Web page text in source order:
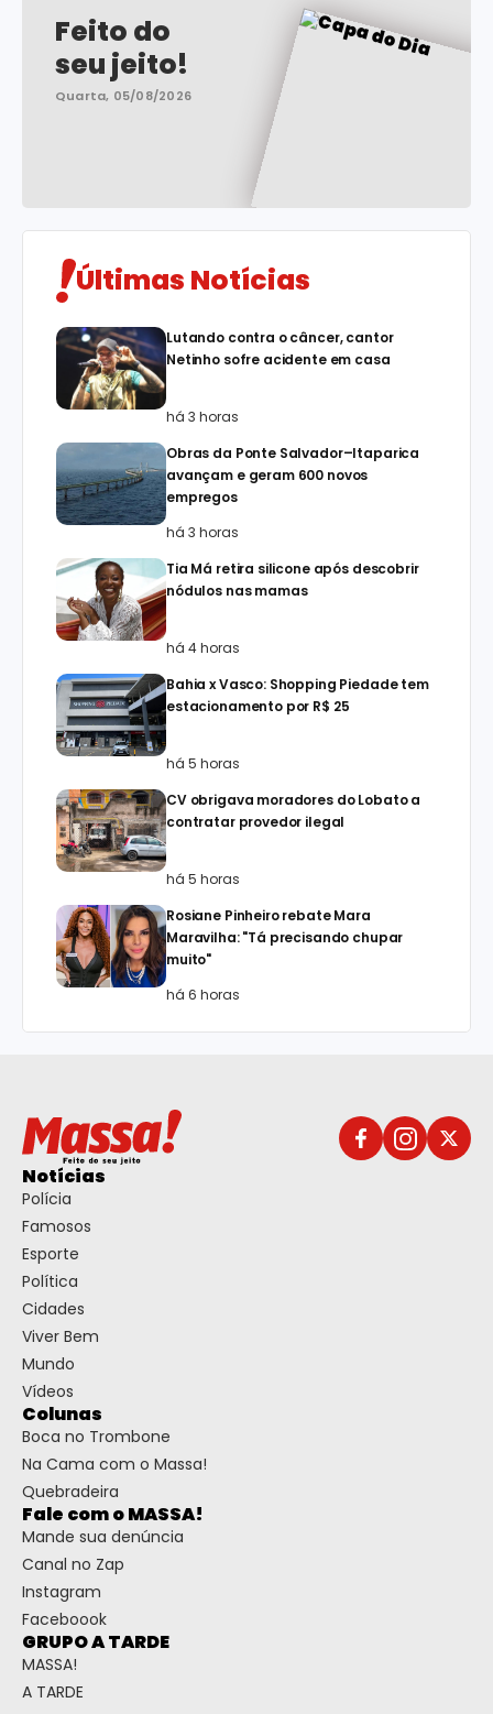
Feito do
seu jeito!
Quarta, 05/08/2026
Últimas Notícias
Lutando contra o câncer, cantor
Netinho sofre acidente em casa
há 3 horas
Obras da Ponte Salvador–Itaparica
avançam e geram 600 novos
empregos
há 3 horas
Tia Má retira silicone após descobrir
nódulos nas mamas
há 4 horas
Bahia x Vasco: Shopping Piedade tem
estacionamento por R$ 25
há 5 horas
CV obrigava moradores do Lobato a
contratar provedor ilegal
há 5 horas
Rosiane Pinheiro rebate Mara
Maravilha: "Tá precisando chupar
muito"
há 6 horas
Notícias
Polícia
Famosos
Esporte
Política
Cidades
Viver Bem
Mundo
Vídeos
Colunas
Boca no Trombone
Na Cama com o Massa!
Quebradeira
Fale com o MASSA!
Mande sua denúncia
Canal no Zap
Instagram
Faceboook
GRUPO A TARDE
MASSA!
A TARDE